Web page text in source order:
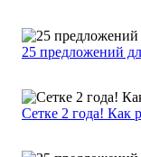
25 предложений
Сетке 2 года! Как